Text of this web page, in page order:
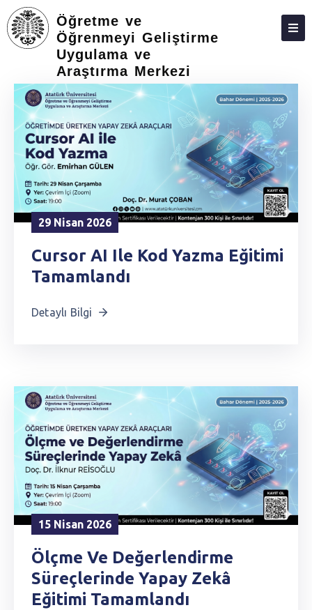
Öğretme ve
Öğrenmeyi Geliştirme
Uygulama ve
Araştırma Merkezi
ANASAYFA
29 Nisan 2026
Cursor AI Ile Kod Yazma Eğitimi
Tamamlandı
Detaylı Bilgi
15 Nisan 2026
Ölçme Ve Değerlendirme
Süreçlerinde Yapay Zekâ
Eğitimi Tamamlandı